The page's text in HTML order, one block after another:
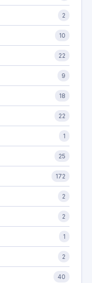
2
10
22
9
18
22
1
25
172
2
2
1
2
40